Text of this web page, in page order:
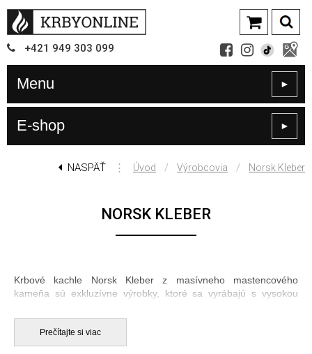
+421 949 303 099
Menu ►
E-shop ►
NASPÄŤ ⋮ Úvod / Výrobcovia / Norsk Kleber
NORSK KLEBER
Krbové kachle Norsk Kleber z masívneho mastencového
kameňa sú exkluzívne výrobky, ktoré sa vyrábajú s vysokou
prešiel metamorfózou. Odoláva teplotám až do 1550 °C a je
plne mrazuvzdorný. Samozrejme, ako pri všetkých druhoch
kameňa, aj kvalita mastencového kameňa sa líši, ale nórsky
Prečítajte si viac